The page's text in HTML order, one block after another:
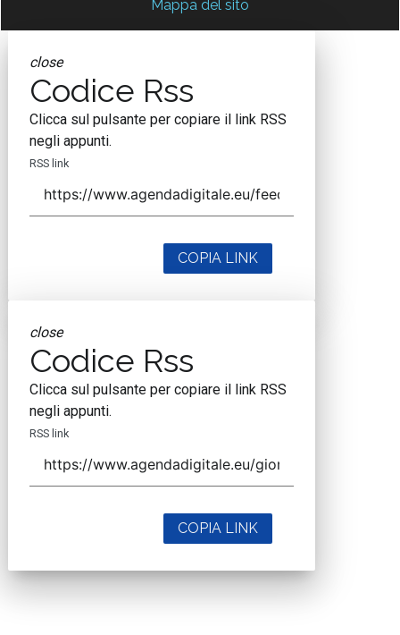
Mappa del sito
close
Codice Rss
Clicca sul pulsante per copiare il link RSS
negli appunti.
RSS link
COPIA LINK
close
Codice Rss
Clicca sul pulsante per copiare il link RSS
negli appunti.
RSS link
COPIA LINK